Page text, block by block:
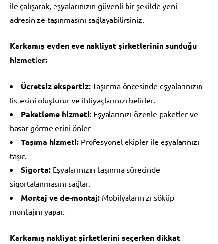
ile çalışarak, eşyalarınızın güvenli bir şekilde yeni
adresinize taşınmasını sağlayabilirsiniz.
Karkamış evden eve nakliyat şirketlerinin sunduğu
hizmetler:
Ücretsiz ekspertiz: Taşınma öncesinde eşyalarınızın
listesini oluşturur ve ihtiyaçlarınızı belirler.
Paketleme hizmeti: Eşyalarınızı özenle paketler ve
hasar görmelerini önler.
Taşıma hizmeti: Profesyonel ekipler ile eşyalarınızı
taşır.
Sigorta: Eşyalarınızın taşınma sürecinde
sigortalanmasını sağlar.
Montaj ve de-montaj: Mobilyalarınızı söküp
montajını yapar.
Karkamış nakliyat şirketlerini seçerken dikkat